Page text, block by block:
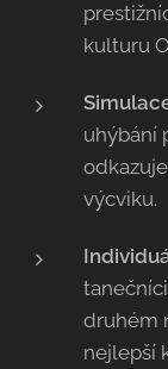
kulturu
uhýbání
výcviku.
druhém
nejlepší